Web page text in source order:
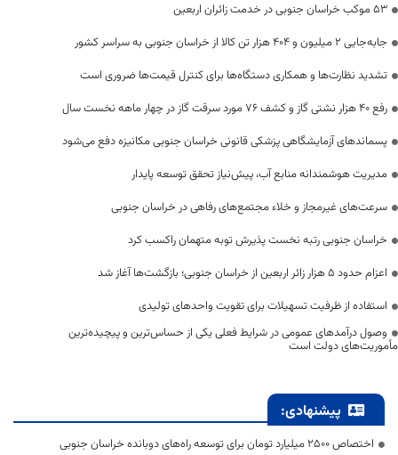
53 موکب خراسان جنوبی در خدمت زائران اربعین
جابه‌جایی 2 میلیون و 404 هزار تن کالا از خراسان جنوبی به سراسر کشور
تشدید نظارت‌ها و همکاری دستگاه‌ها برای کنترل قیمت‌ها ضروری است
رفع 40 هزار نشتی گاز و کشف 76 مورد سرقت گاز در چهار ماهه نخست سال
پسماندهای آزمایشگاهی پزشکی قانونی خراسان جنوبی مکانیزه دفع می‌شود
مدیریت هوشمندانه منابع آب، پیش‌نیاز تحقق توسعه پایدار
سرعت‌های غیرمجاز و خلاء مجتمع‌های رفاهی در خراسان جنوبی
خراسان جنوبی رتبه نخست پذیرش توبه متهمان راکسب کرد
اعزام حدود 5 هزار زائر اربعین از خراسان جنوبی؛ بازگشت‌ها آغاز شد
استفاده از ظرفیت تسهیلات برای تقویت واحدهای تولیدی
وصول درآمدهای عمومی در شرایط فعلی یکی از حساس‌ترین و پیچیده‌ترین
مأموریت‌های دولت است
پیشنهادی:
اختصاص 2500 میلیارد تومان برای توسعه راه‌های دوبانده خراسان جنوبی